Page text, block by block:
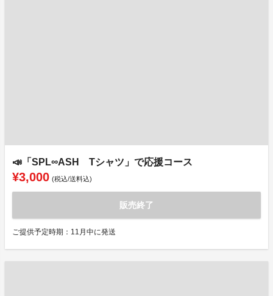
📣「SPL∞ASH Tシャツ」で応援コース
¥3,000 (税込/送料込)
販売終了
ご提供予定時期：11月中に発送